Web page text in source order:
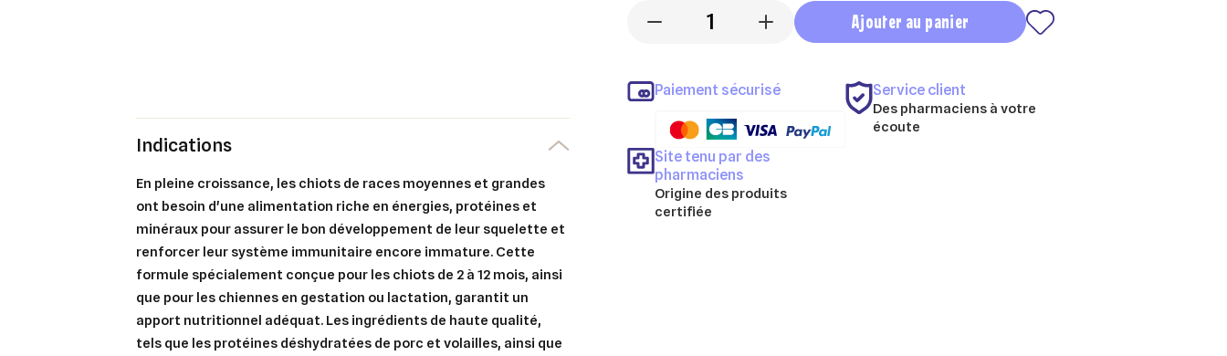
- + Ajouter au panier
Paiement sécurisé Service client
Des pharmaciens à votre
écoute
Site tenu par des
pharmaciens
Origine des produits
certifiée
Indications
En pleine croissance, les chiots de races moyennes et grandes
ont besoin d'une alimentation riche en énergies, protéines et
minéraux pour assurer le bon développement de leur squelette et
renforcer leur système immunitaire encore immature. Cette
formule spécialement conçue pour les chiots de 2 à 12 mois, ainsi
que pour les chiennes en gestation ou lactation, garantit un
apport nutritionnel adéquat. Les ingrédients de haute qualité,
tels que les protéines déshydratées de porc et volailles, ainsi que